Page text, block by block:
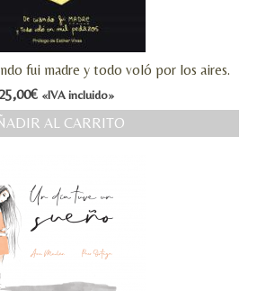
fui madre y todo voló por los aires.
25,00€ «IVA incluido»
AL CARRITO